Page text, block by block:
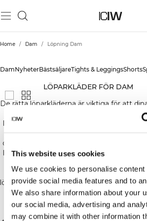
This website uses cookies
We use cookies to personalise content
provide social media features and to
We also share information about your
our social media, advertising and
may combine it with other information
Home / Dam / Löpning Dam
DamNyheterBästsäljareTights & LeggingsShorts
LÖPARKLÄDER FÖR DAM
De rätta löparkläderna är viktiga för att
ska ligga på topp. Med rätt
löparjacka kan du komma ännu närmare
kanske ett personligt rekord? Här hittar
och byxor för löpning, vår kollektion med
löparkläder Lightweight och vindjackor
Vår Outdoor-kollektion innehåller extra
löpartights och jackor som är optimalt
årstider.
De rätta tillbehören är också viktiga.